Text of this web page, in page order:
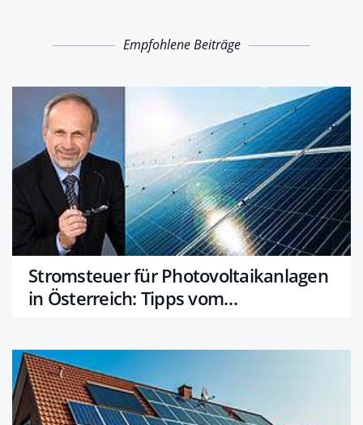
Empfohlene Beiträge
Stromsteuer für Photovoltaikanlagen
in Österreich: Tipps vom